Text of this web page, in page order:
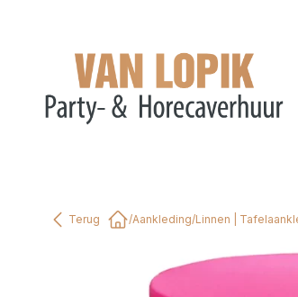
Terug
/Aankleding/Linnen |